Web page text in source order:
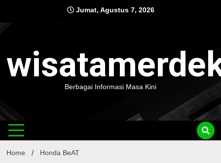
content
Jumat, Agustus 7, 2026
Berbagai Informasi Masa Kini
Home Honda BeAT